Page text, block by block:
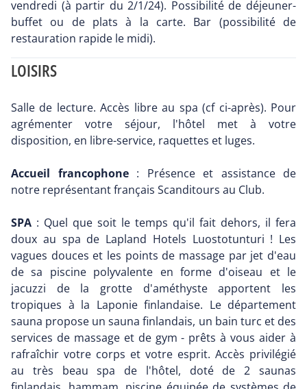
vendredi (à partir du 2/1/24). Possibilité de déjeuner-
buffet ou de plats à la carte. Bar (possibilité de
restauration rapide le midi).
LOISIRS
Salle de lecture. Accès libre au spa (cf ci-après). Pour
agrémenter votre séjour, l'hôtel met à votre
disposition, en libre-service, raquettes et luges.
Accueil francophone: Présence et assistance de
notre représentant français Scanditours au Club.
SPA : Quel que soit le temps qu'il fait dehors, il fera
doux au spa de Lapland Hotels Luostotunturi ! Les
vagues douces et les points de massage par jet d'eau
de sa piscine polyvalente en forme d'oiseau et le
jacuzzi de la grotte d'améthyste apportent les
tropiques à la Laponie finlandaise. Le département
sauna propose un sauna finlandais, un bain turc et des
services de massage et de gym - prêts à vous aider à
rafraîchir votre corps et votre esprit. Accès privilégié
au très beau spa de l'hôtel, doté de 2 saunas